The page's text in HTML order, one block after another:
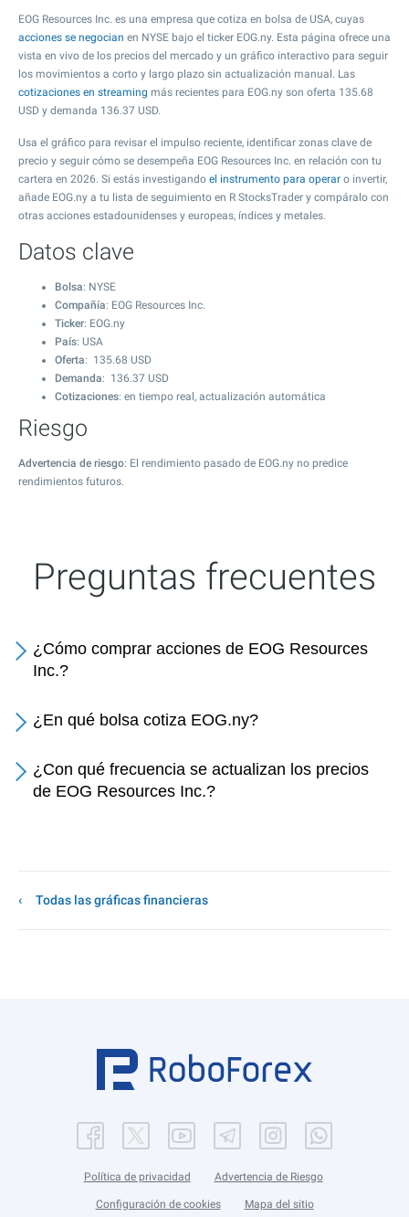
EOG Resources Inc. es una empresa que cotiza en bolsa de USA, cuyas
acciones se negocian en NYSE bajo el ticker EOG.ny. Esta página ofrece una
vista en vivo de los precios del mercado y un gráfico interactivo para seguir
los movimientos a corto y largo plazo sin actualización manual. Las
cotizaciones en streaming más recientes para EOG.ny son oferta 135.68
USD y demanda 136.37 USD.
Usa el gráfico para revisar el impulso reciente, identificar zonas clave de
precio y seguir cómo se desempeña EOG Resources Inc. en relación con tu
cartera en 2026. Si estás investigando el instrumento para operar o invertir,
añade EOG.ny a tu lista de seguimiento en R StocksTrader y compáralo con
otras acciones estadounidenses y europeas, índices y metales.
Datos clave
Bolsa: NYSE
Compañía: EOG Resources Inc.
Ticker: EOG.ny
País: USA
Oferta: 135.68 USD
Demanda: 136.37 USD
Cotizaciones: en tiempo real, actualización automática
Riesgo
Advertencia de riesgo: El rendimiento pasado de EOG.ny no predice
rendimientos futuros.
Preguntas frecuentes
¿Cómo comprar acciones de EOG Resources
Inc.?
¿En qué bolsa cotiza EOG.ny?
¿Con qué frecuencia se actualizan los precios
de EOG Resources Inc.?
Todas las gráficas financieras
Política de privacidad Advertencia de Riesgo
Configuración de cookies Mapa del sitio